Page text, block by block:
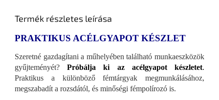
Termék részletes leírása
PRAKTIKUS ACÉLGYAPOT KÉSZLET
Szeretné gazdagítani a műhelyében található munkaeszközök
gyűjteményét?Próbálja ki az acélgyapot készletet.
Praktikus a különböző fémtárgyak megmunkálásához,
megszabadít a rozsdától, és minőségi fémpolírozó is.